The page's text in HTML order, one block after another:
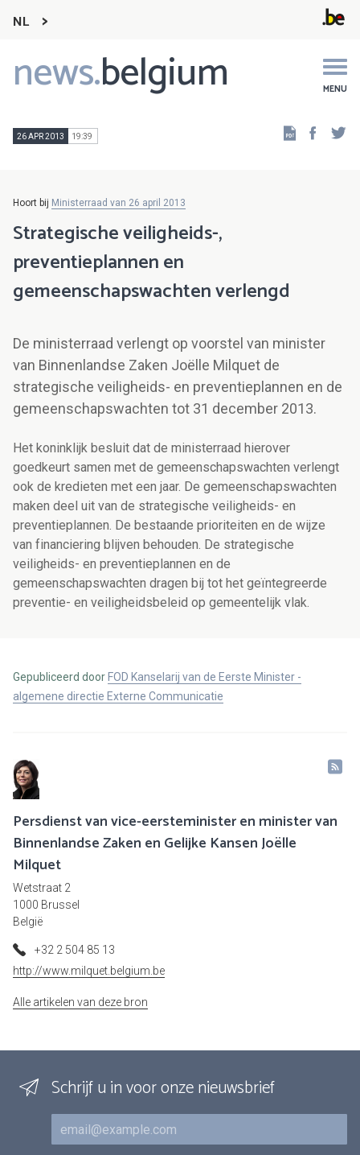
NL
news.belgium MENU
Main
navigation
26 APR 2013 19:39
Hoort bij Ministerraad van 26 april 2013
Strategische veiligheids-,
preventieplannen en
gemeenschapswachten verlengd
De ministerraad verlengt op voorstel van minister
van Binnenlandse Zaken Joëlle Milquet de
strategische veiligheids- en preventieplannen en de
gemeenschapswachten tot 31 december 2013.
Het koninklijk besluit dat de ministerraad hierover
goedkeurt samen met de gemeenschapswachten verlengt
ook de kredieten met een jaar. De gemeenschapswachten
maken deel uit van de strategische veiligheids- en
preventieplannen. De bestaande prioriteiten en de wijze
van financiering blijven behouden. De strategische
veiligheids- en preventieplannen en de
gemeenschapswachten dragen bij tot het geïntegreerde
preventie- en veiligheidsbeleid op gemeentelijk vlak.
Gepubliceerd door FOD Kanselarij van de Eerste Minister -
algemene directie Externe Communicatie
Persdienst van vice-eersteminister en minister van
Binnenlandse Zaken en Gelijke Kansen Joëlle
Milquet
Wetstraat 2
1000 Brussel
België
+32 2 504 85 13
http://www.milquet.belgium.be
Alle artikelen van deze bron
Schrijf u in voor onze nieuwsbrief
E-mail